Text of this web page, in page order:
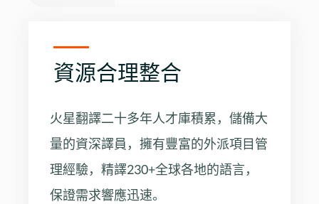
資源合理整合
火星翻譯二十多年人才庫積累，儲備大
量的資深譯員，擁有豐富的外派項目管
理經驗，精譯230+全球各地的語言，
保證需求響應迅速。